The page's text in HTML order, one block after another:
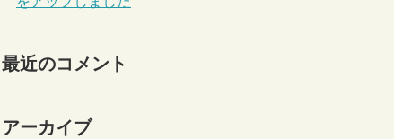
最近のコメント
アーカイブ